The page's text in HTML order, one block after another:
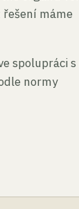
máme
spolupráci s
normy